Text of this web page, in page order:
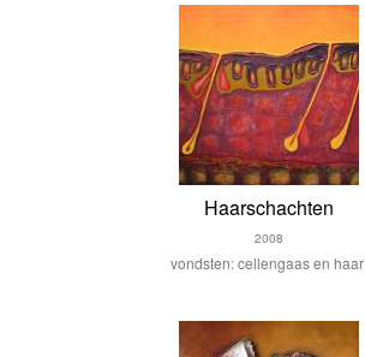
Haarschachten
2008
vondsten: cellengaas en haar